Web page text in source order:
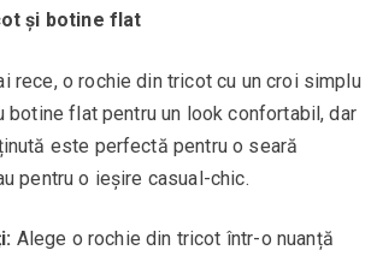
și botine flat
rece, o rochie din tricot cu un croi simplu
botine flat pentru un look confortabil, dar
este perfectă pentru o seară
pentru o ieșire casual-chic.
Alege o rochie din tricot într-o nuanță